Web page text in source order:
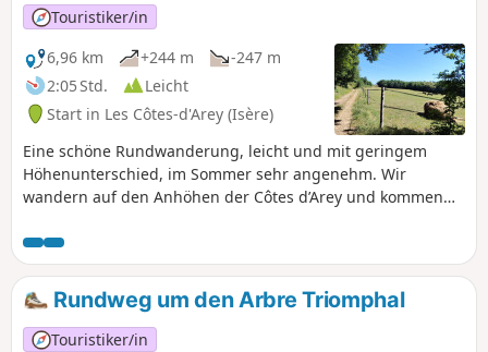
Touristiker/in
6,96 km
+244 m
-247 m
2:05 Std.
Leicht
Start in Les Côtes-d'Arey (Isère)
Eine schöne Rundwanderung, leicht und mit geringem
Höhenunterschied, im Sommer sehr angenehm. Wir
wandern auf den Anhöhen der Côtes d’Arey und kommen
Widerstandskämpfer, die diese Wege unter Einsatz ihres
Lebens beschritten haben.
Rundweg um den Arbre Triomphal
Touristiker/in